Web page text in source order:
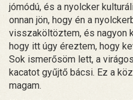
jómódú, és a nyolcker
onnan jön, hogy én a
visszaköltöztem, és nagyon
hogy itt úgy éreztem, hogy
Sok ismerősöm lett, a
kacatot gyűjtő bácsi. Ez a
magam.